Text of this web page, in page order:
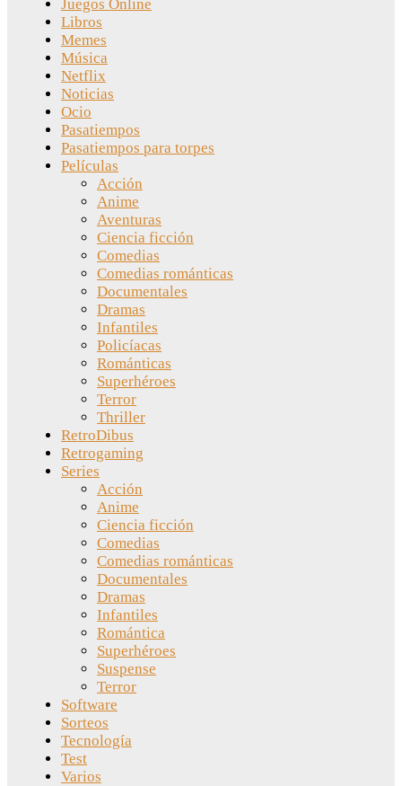
Juegos Online
Libros
Memes
Música
Netflix
Noticias
Ocio
Pasatiempos
Pasatiempos para torpes
Películas
Acción
Anime
Aventuras
Ciencia ficción
Comedias
Comedias románticas
Documentales
Dramas
Infantiles
Policíacas
Románticas
Superhéroes
Terror
Thriller
RetroDibus
Retrogaming
Series
Acción
Anime
Ciencia ficción
Comedias
Comedias románticas
Documentales
Dramas
Infantiles
Romántica
Superhéroes
Suspense
Terror
Software
Sorteos
Tecnología
Test
Varios